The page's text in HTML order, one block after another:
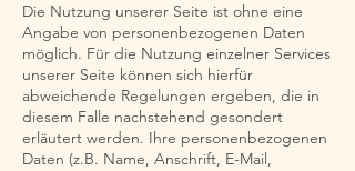
Die Nutzung unserer Seite ist ohne eine
Angabe von personenbezogenen Daten
möglich. Für die Nutzung einzelner Services
unserer Seite können sich hierfür
abweichende Regelungen ergeben, die in
diesem Falle nachstehend gesondert
erläutert werden. Ihre personenbezogenen
Daten (z.B. Name, Anschrift, E-Mail,